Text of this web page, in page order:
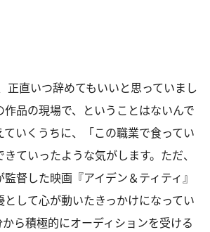
直いつ辞めてもいいと思っていまし
品の現場で、ということはないんで
いくうちに、「この職業で食ってい
ていったような気がします。ただ、
督した映画『アイデン＆ティティ』
して心が動いたきっかけになってい
ら積極的にオーディションを受ける